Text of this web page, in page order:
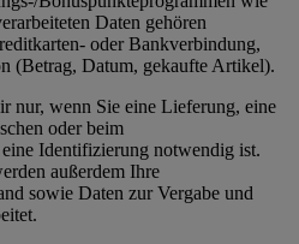
Daten gehören
oder Bankverbindung,
(Betrag, Datum, gekaufte Artikel).
nur, wenn Sie eine Lieferung, eine
oder beim
Identifizierung notwendig ist.
außerdem Ihre
sowie Daten zur Vergabe und